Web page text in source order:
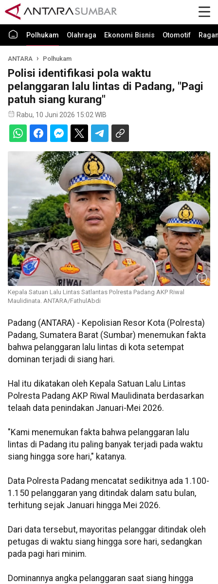
Polhukam Olahraga Ekonomi Bisnis Otomotif
ANTARA Polhukam
Polisi identifikasi pola waktu
pelanggaran lalu lintas di Padang, "Pagi
patuh siang kurang"
Rabu, 10 Juni 2026 15:02 WIB
Kepala Satuan Lalu Lintas Satlantas Polresta Padang AKP Riwal
Maulidinata. ANTARA/FathulAbdi
Padang (ANTARA) - Kepolisian Resor Kota (Polresta)
Padang, Sumatera Barat (Sumbar) menemukan fakta
bahwa pelanggaran lalu lintas di kota setempat
dominan terjadi di siang hari.
Hal itu dikatakan oleh Kepala Satuan Lalu Lintas
Polresta Padang AKP Riwal Maulidinata berdasarkan
telaah data penindakan Januari-Mei 2026.
"Kami menemukan fakta bahwa pelanggaran lalu
lintas di Padang itu paling banyak terjadi pada waktu
siang hingga sore hari," katanya.
Data Polresta Padang mencatat sedikitnya ada 1.100-
1.150 pelanggaran yang ditindak dalam satu bulan,
terhitung sejak Januari hingga Mei 2026.
Dari data tersebut, mayoritas pelanggar ditindak oleh
petugas di waktu siang hingga sore hari, sedangkan
pada pagi hari minim.
Dominannya angka pelanggaran saat siang hingga